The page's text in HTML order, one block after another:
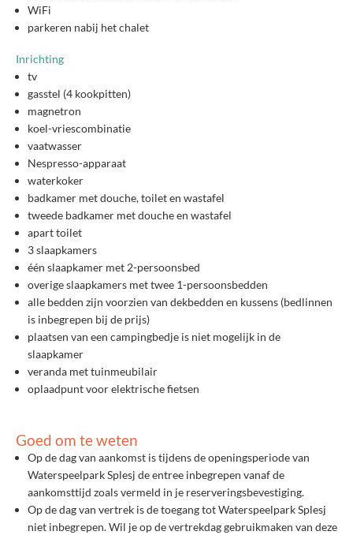
WiFi
parkeren nabij het chalet
Inrichting
tv
gasstel (4 kookpitten)
magnetron
koel-vriescombinatie
vaatwasser
Nespresso-apparaat
waterkoker
badkamer met douche, toilet en wastafel
tweede badkamer met douche en wastafel
apart toilet
3 slaapkamers
één slaapkamer met 2-persoonsbed
overige slaapkamers met twee 1-persoonsbedden
alle bedden zijn voorzien van dekbedden en kussens (bedlinnen
is inbegrepen bij de prijs)
plaatsen van een campingbedje is niet mogelijk in de
slaapkamer
veranda met tuinmeubilair
oplaadpunt voor elektrische fietsen
Goed om te weten
Op de dag van aankomst is tijdens de openingsperiode van
Waterspeelpark Splesj de entree inbegrepen vanaf de
aankomsttijd zoals vermeld in je reserveringsbevestiging.
Op de dag van vertrek is de toegang tot Waterspeelpark Splesj
niet inbegrepen. Wil je op de vertrekdag gebruikmaken van deze